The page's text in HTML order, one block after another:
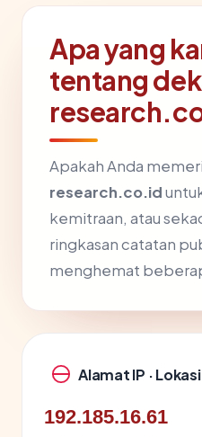
Apa yang
tentang
Apakah Anda
research.co.id
kemitraan, atau
ringkasan catatan
menghemat
Alamat IP ·
192.185.16.61